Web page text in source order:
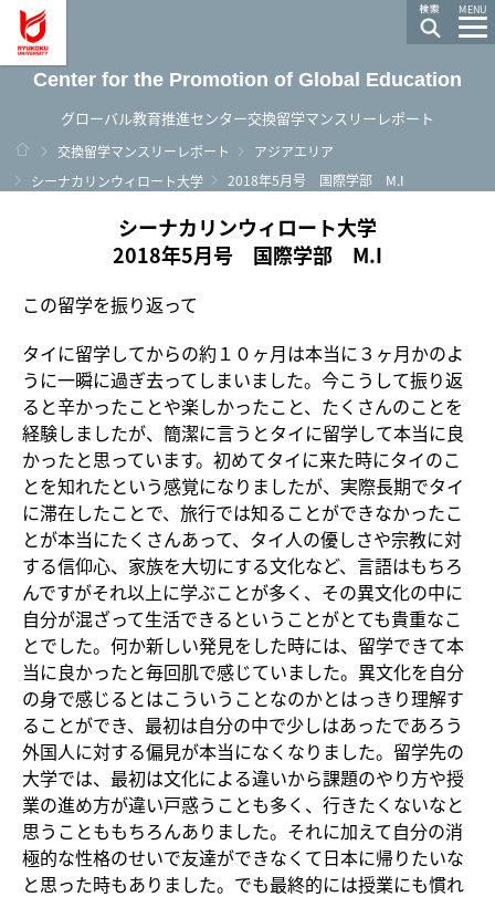
MENU
Center for the Promotion of Global Education
グローバル教育推進センター交換留学マンスリーレポート
ホーム
交換留学マンスリーレポート
アジアエリア
シーナカリンウィロート大学
2018年5月号 国際学部 M.I
シーナカリンウィロート大学
2018年5月号 国際学部 M.I
この留学を振り返って
タイに留学してからの約１０ヶ月は本当に３ヶ月かのよ
うに一瞬に過ぎ去ってしまいました。今こうして振り返
ると辛かったことや楽しかったこと、たくさんのことを
経験しましたが、簡潔に言うとタイに留学して本当に良
かったと思っています。初めてタイに来た時にタイのこ
とを知れたという感覚になりましたが、実際長期でタイ
に滞在したことで、旅行では知ることができなかったこ
とが本当にたくさんあって、タイ人の優しさや宗教に対
する信仰心、家族を大切にする文化など、言語はもちろ
んですがそれ以上に学ぶことが多く、その異文化の中に
自分が混ざって生活できるということがとても貴重なこ
とでした。何か新しい発見をした時には、留学できて本
当に良かったと毎回肌で感じていました。異文化を自分
の身で感じるとはこういうことなのかとはっきり理解す
ることができ、最初は自分の中で少しはあったであろう
外国人に対する偏見が本当になくなりました。留学先の
大学では、最初は文化による違いから課題のやり方や授
業の進め方が違い戸惑うことも多く、行きたくないなと
思うことももちろんありました。それに加えて自分の消
極的な性格のせいで友達ができなくて日本に帰りたいな
と思った時もありました。でも最終的には授業にも慣れ